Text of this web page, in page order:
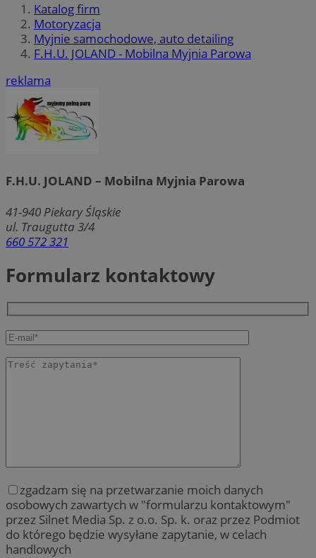
Katalog firm
Motoryzacja
Myjnie samochodowe, auto detailing
F.H.U. JOLAND - Mobilna Myjnia Parowa
reklama
F.H.U. JOLAND – Mobilna Myjnia Parowa
41-940 Piekary Śląskie
ul. Traugutta 3/4
660 572 321
Formularz kontaktowy
zgadzam się na przetwarzanie moich danych
osobowych zawartych w "formularzu kontaktowym"
przez Silnet Media Sp. z o.o. Sp. k. oraz przez Podmiot
do którego będzie wysyłane zapytanie, w celach
handlowych